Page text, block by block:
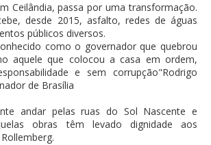
Ceilândia, passa por uma transformação.
desde 2015, asfalto, redes de águas
públicos diversos.
como o governador que quebrou
aquele que colocou a casa em ordem,
e sem corrupção"Rodrigo
de Brasília
andar pelas ruas do Sol Nascente e
obras têm levado dignidade aos